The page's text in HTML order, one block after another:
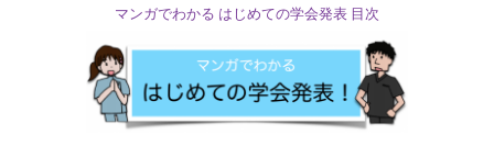
マンガでわかる はじめての学会発表 目次